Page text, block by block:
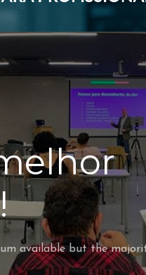
available but the